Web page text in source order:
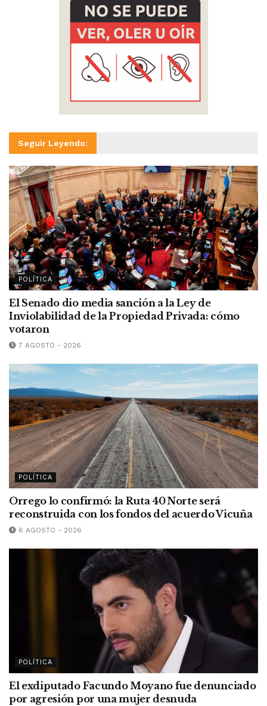
Seguir Leyendo:
POLÍTICA
El Senado dio media sanción a la Ley de
Inviolabilidad de la Propiedad Privada: cómo
votaron
7 AGOSTO - 2026
POLÍTICA
Orrego lo confirmó: la Ruta 40 Norte será
reconstruida con los fondos del acuerdo Vicuña
6 AGOSTO - 2026
POLÍTICA
El exdiputado Facundo Moyano fue denunciado
por agresión por una mujer desnuda